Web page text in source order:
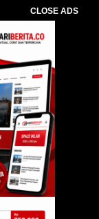
CLOSE ADS